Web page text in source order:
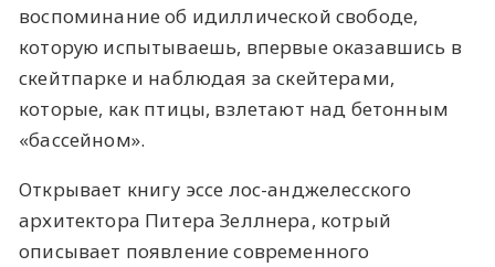
воспоминание об идиллической свободе,
которую испытываешь, впервые оказавшись в
скейтпарке и наблюдая за скейтерами,
которые, как птицы, взлетают над бетонным
«бассейном».
Открывает книгу эссе лос-анджелесского
архитектора Питера Зеллнера, котрый
описывает появление современного